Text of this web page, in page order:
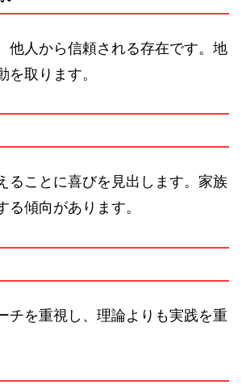
他人から信頼される存在です。地
を取ります。
ることに喜びを見出します。家族
る傾向があります。
チを重視し、理論よりも実践を重